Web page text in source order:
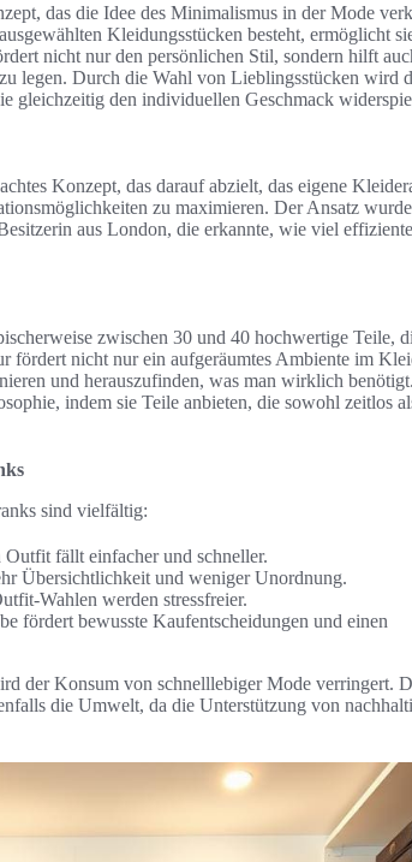
das die Idee des Minimalismus in der Mode
Kleidungsstücken besteht, ermöglicht
nicht nur den persönlichen Stil, sondern hilft
legen. Durch die Wahl von Lieblingsstücken wird
gleichzeitig den individuellen Geschmack
Konzept, das darauf abzielt, das eigene
zu maximieren. Der Ansatz
aus London, die erkannte, wie viel
zwischen 30 und 40 hochwertige Teile,
fördert nicht nur ein aufgeräumtes Ambiente im
und herauszufinden, was man wirklich benötigt.
indem sie Teile anbieten, die sowohl zeitlos
sind vielfältig:
fällt einfacher und schneller.
Übersichtlichkeit und weniger Unordnung.
Wahlen werden stressfreier.
fördert bewusste Kaufentscheidungen und einen
der Konsum von schnelllebiger Mode verringert.
die Umwelt, da die Unterstützung von